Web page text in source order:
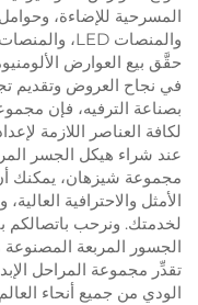
المسرحية للإضاءة،
والمنصات LED، والمنصات الرقصية LED.
حقَّق بيع العوارض
في نجاح العروض وتقديم
بصناعة الترفيه، فإن
لكافة العناصر اللازمة
عند شراء هيكل الجسر
مجموعة شيزهان، يمكنك
الأمثل والاحترافية
لخدمتك. ونرحب باتصالكم
الجسور المربعة المصنوعة
تقدِّر مجموعة المراحل
الودي من جميع أنحاء